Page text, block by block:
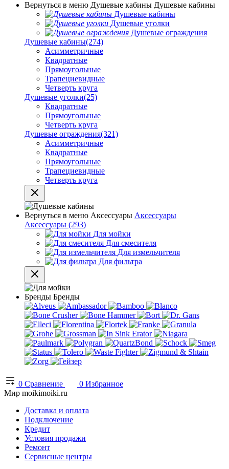
Вернуться в меню Душевые кабины Душевые кабины
Душевые кабины
Душевые уголки
Душевые ограждения
Душевые кабины(274)
Асимметричные
Квадратные
Прямоугольные
Трапециевидные
Четверть круга
Душевые уголки(25)
Квадратные
Прямоугольные
Четверть круга
Душевые ограждения(321)
Асимметричные
Квадратные
Прямоугольные
Трапециевидные
Четверть круга
Вернуться в меню Аксессуары Аксессуары
Аксессуары (293)
Для мойки
Для смесителя
Для измельчителя
Для фильтра
Бренды Бренды
0 Сравнение 0 Избранное
Мир moikimoiki.ru
Доставка и оплата
Подключение
Кредит
Условия продажи
Ремонт
Сервисные центры